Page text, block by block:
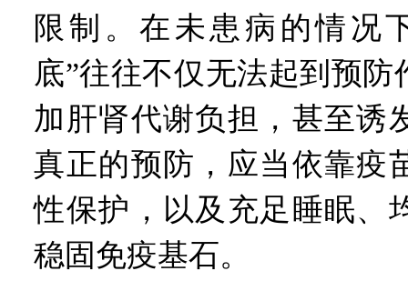
限制。在未患病的情况
底”往往不仅无法起到预
加肝肾代谢负担，甚至诱
真正的预防，应当依靠疫
性保护，以及充足睡眠、
稳固免疫基石。